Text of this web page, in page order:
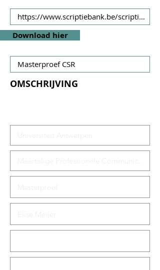
Download hier
OMSCHRIJVING